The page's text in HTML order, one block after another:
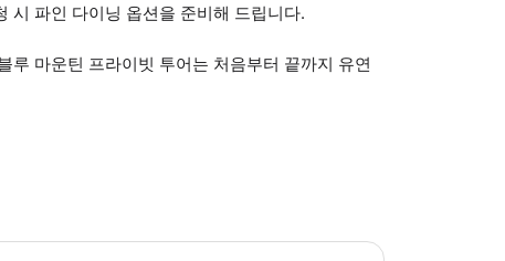
시 파인 다이닝 옵션을 준비해 드립니다.
루 마운틴 프라이빗 투어는 처음부터 끝까지 유연
: 480분 (옵션에 따라 소요 시간이 다를 수 있으니, 예약 시 확인 부탁드립니